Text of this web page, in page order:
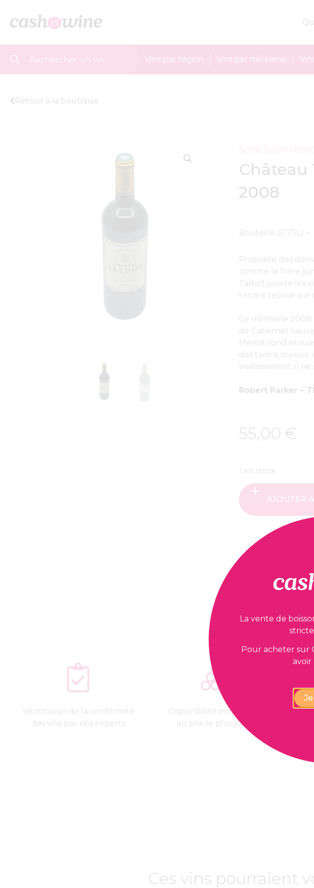
Vins par région Vins par millésime
Retour à la boutique
Saint Julien
Château
2008
Bouteille (0,75L)
Propriété des
comme le frère
Talbot jouxte les
tenant repose sur
Ce millésime
de Cabernet
Merlot rond et
des tanins
vieillissement, il
Robert Parker –
55,00 €
1 en stock
AJOUTER
Nos
Vérification de la conformité
des vins par nos experts
Disponibilité immédiate,
au prix le plus juste
Ces vins pourraient
La vente de
Pour acheter sur
avoir